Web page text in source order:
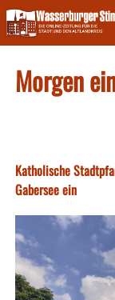
Skip
to
content
Morgen
Katholische
Gabersee ein